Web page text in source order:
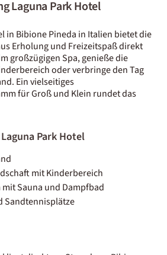
Laguna Park Hotel
in Bibione Pineda in Italien bietet die
Erholung und Freizeitspaß direkt
großzügigen Spa, genieße die
oder verbringe den Tag
Ein vielseitiges
für Groß und Klein rundet das
Park Hotel
mit Kinderbereich
Sauna und Dampfbad
Sandtennisplätze